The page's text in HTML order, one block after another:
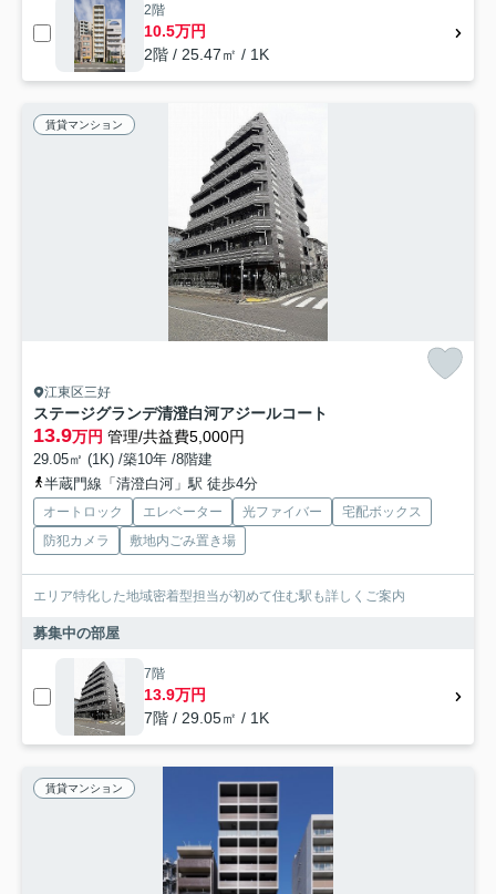
2階
10.5万円
2階 / 25.47㎡ / 1K
賃貸マンション
江東区三好
ステージグランデ清澄白河アジールコート
13.9万円 管理/共益費5,000円
29.05㎡ (1K) /築10年 /8階建
半蔵門線「清澄白河」駅 徒歩4分
オートロック エレベーター 光ファイバー
宅配ボックス
防犯カメラ
敷地内ごみ置き場
エリア特化した地域密着型担当が初めて住む駅も詳しくご案内
募集中の部屋
7階
13.9万円
7階 / 29.05㎡ / 1K
賃貸マンション